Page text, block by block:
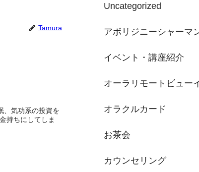
Tamura
、気功系の投資を
持ちにしてしま
Uncategorized
アボリジニーシャーマ
イベント・講座紹介
オーラリモートビュー
オラクルカード
お茶会
カウンセリング